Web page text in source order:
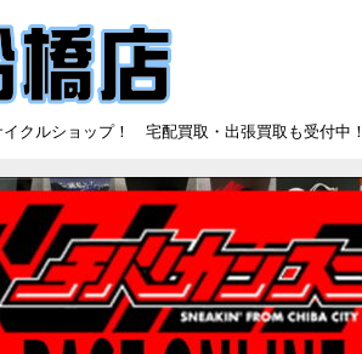
クルショップ！ 宅配買取・出張買取も受付中！